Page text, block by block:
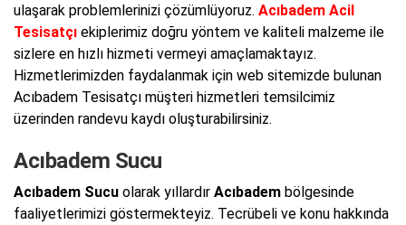
ulaşarak problemlerinizi çözümlüyoruz. Acıbadem Acil
Tesisatçı ekiplerimiz doğru yöntem ve kaliteli malzeme ile
sizlere en hızlı hizmeti vermeyi amaçlamaktayız.
Hizmetlerimizden faydalanmak için web sitemizde bulunan
Acıbadem Tesisatçı müşteri hizmetleri temsilcimiz
üzerinden randevu kaydı oluşturabilirsiniz.
Acıbadem Sucu
Acıbadem Sucu olarak yıllardır Acıbadem bölgesinde
faaliyetlerimizi göstermekteyiz. Tecrübeli ve konu hakkında